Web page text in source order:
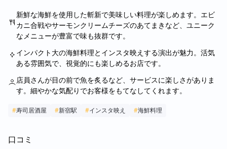
新鮮な海鮮を使用した斬新で美味しい料理が楽しめます。エビ
カニ合戦やサーモンクリームチーズのあてまきなど、ユニーク
なメニューが豊富で味も抜群です。
インパクト大の海鮮料理とインスタ映えする演出が魅力。活気
ある雰囲気で、視覚的にも楽しめるお店です。
店員さんが目の前で魚を炙るなど、サービスに楽しさがありま
す。細やかな気配りでお客様をもてなしてくれます。
#寿司居酒屋 #新宿駅 #インスタ映え #海鮮料理
口コミ